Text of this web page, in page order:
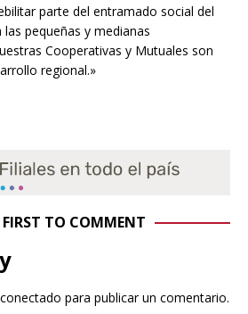
parte del entramado social del
pequeñas y medianas
Cooperativas y Mutuales son
regional.»
FIRST TO COMMENT
conectado para publicar un comentario.